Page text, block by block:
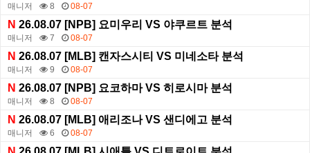
매니저 8 08-07
N 26.08.07 [NPB] 요미우리 VS 야쿠르트 분석
매니저 7 08-07
N 26.08.07 [MLB] 캔자스시티 VS 미네소타 분석
매니저 9 08-07
N 26.08.07 [NPB] 요코하마 VS 히로시마 분석
매니저 8 08-07
N 26.08.07 [MLB] 애리조나 VS 샌디에고 분석
매니저 6 08-07